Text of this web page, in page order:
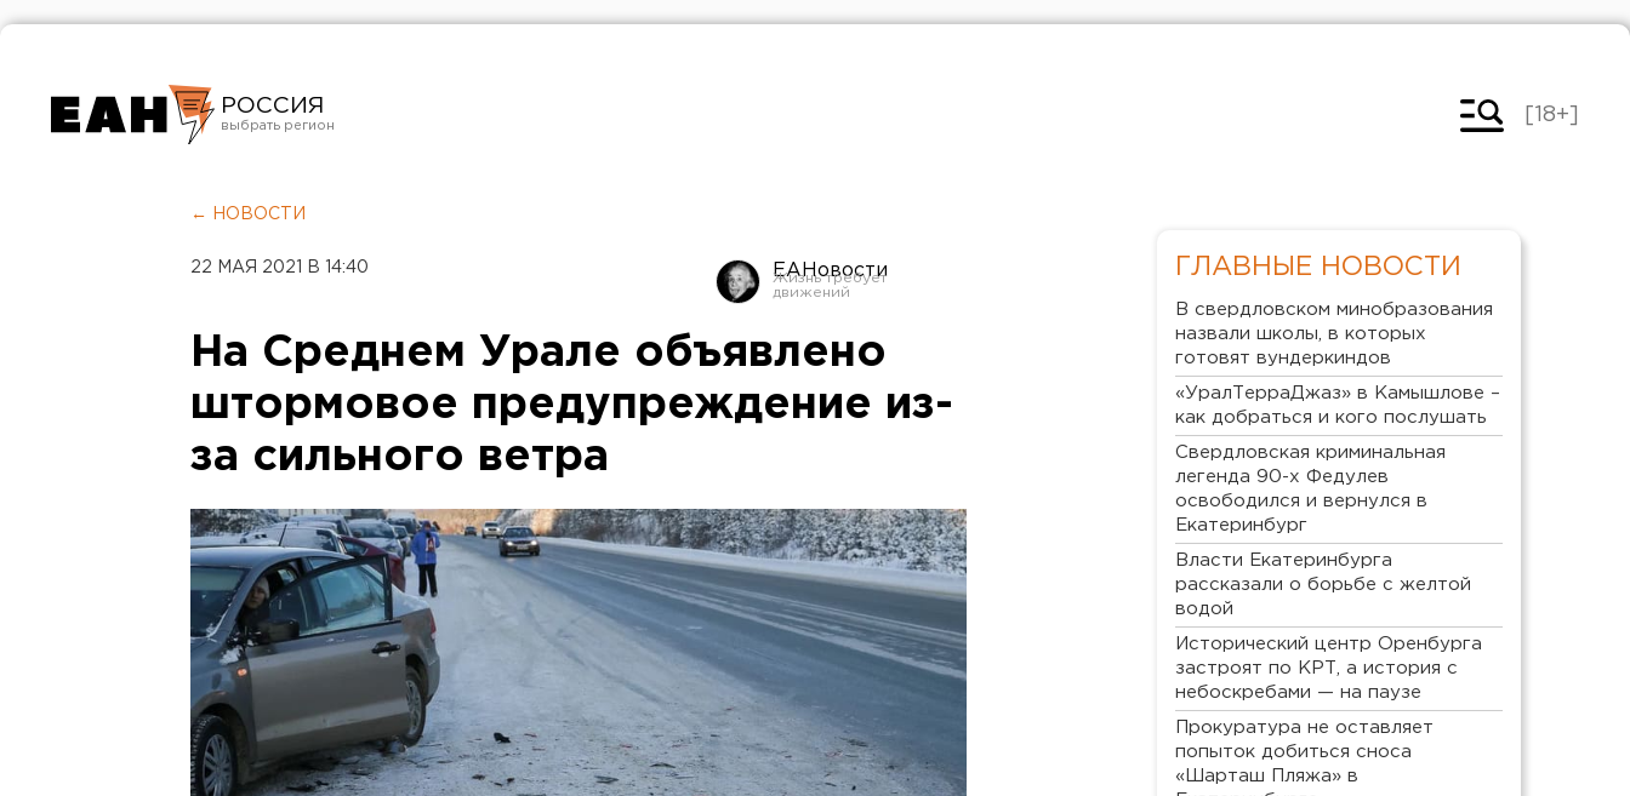
РОССИЯ
Челябинск
[18+]
← НОВОСТИ
22 МАЯ 2021 В 14:40 ЕАНовости
На Среднем Урале объявлено
штормовое предупреждение из-
за сильного ветра
ГЛАВНЫЕ НОВОСТИ
В свердловском минобразования
назвали школы, в которых
готовят вундеркиндов
«УралТерраДжаз» в Камышлове –
как добраться и кого послушать
Свердловская криминальная
легенда 90-х Федулев
освободился и вернулся в
Екатеринбург
Власти Екатеринбурга
рассказали о борьбе с желтой
водой
Исторический центр Оренбурга
застроят по КРТ, а история с
небоскребами — на паузе
Прокуратура не оставляет
попыток добиться сноса
«Шарташ Пляжа» в